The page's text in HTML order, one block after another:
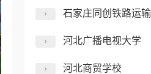
石家庄同创铁路运输中
河北广播电视大学
河北商贸学校